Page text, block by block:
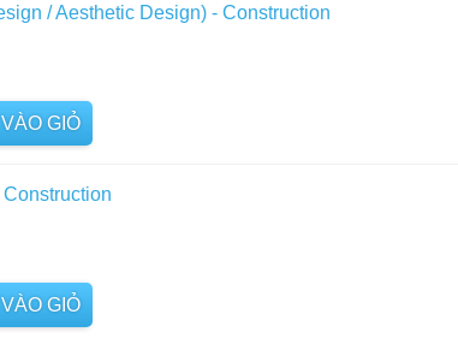
/ Aesthetic Design) - Construction
GIỎ
GIỎ